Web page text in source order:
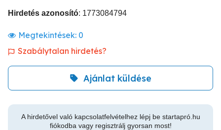
Hirdetés azonosító: 1773084794
Megtekintések: 0
Szabálytalan hirdetés?
Ajánlat küldése
A hirdetővel való kapcsolatfelvételhez lépj be startapró.hu
fiókodba vagy regisztrálj gyorsan most!